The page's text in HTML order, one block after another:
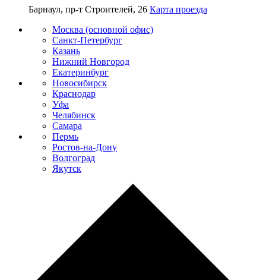
Барнаул, пр-т Строителей, 26 Карта проезда
Москва (основной офис)
Санкт-Петербург
Казань
Нижний Новгород
Екатеринбург
Новосибирск
Краснодар
Уфа
Челябинск
Самара
Пермь
Ростов-на-Дону
Волгоград
Якутск